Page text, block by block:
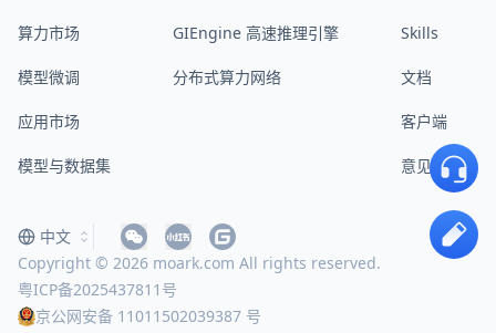
算力市场
模型微调
应用市场
模型与数据集
GIEngine 高速推理引擎
分布式算力网络
Skills
文档
客户端
意见反馈
Copyright © 2026 moark.com All rights reserved.
粤ICP备2025437811号
京公网安备 11011502039387 号
中文